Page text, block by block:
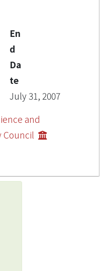
En
d
Da
te
July 31, 2007
and
Council